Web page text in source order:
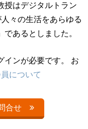
授はデジタルトラン
々の生活をあらゆる
あるとしました。
インが必要です。 お
について
合せ